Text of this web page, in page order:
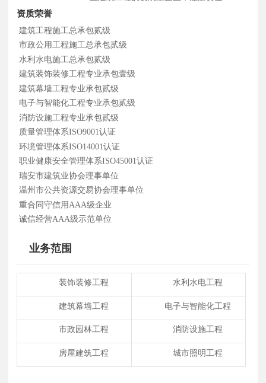
以及团队优化。现已形成了由建筑、市
政、装修、照明、机电、水利等行业精英
牵头,拥有优秀丰富项目管理经验以及壹、
贰级建造师资格的领导团队,招揽了一批具
备建筑工程、市政园林、建筑设计、电气
自动化、机电.计算机机械、给排水等中级
以上职称的工程技术人才, 打造出了一支
专业齐全、管理高效、施工经验丰富的工
程技术服务团队。瑞利工程本着安全、质
量、专业、科学的经营理念，拥有快速响
应信守承诺,勇于开拓、敢于创新"的企业
风格,坚持以服务理念为出发点，合作共赢
为基本点的服务理念,打造出以建筑业为
主、涵盖多项专业领域的服务型企业。未
来的瑞利,愿与有志之士携手，共同开创建
筑行业新航向!
资质荣誉
建筑工程施工总承包贰级
市政公用工程施工总承包贰级
水利水电施工总承包贰级
建筑装饰装修工程专业承包壹级
建筑幕墙工程专业承包贰级
电子与智能化工程专业承包贰级
消防设施工程专业承包贰级
质量管理体系ISO9001认证
环境管理体系ISO14001认证
职业健康安全管理体系ISO45001认证
瑞安市建筑业协会理事单位
温州市公共资源交易协会理事单位
重合同守信用AAA级企业
诚信经营AAA级示范单位
业务范围
装饰装修工程 水利水电工程
建筑幕墙工程 电子与智能化工程
市政园林工程 消防设施工程
房屋建筑工程 城市照明工程